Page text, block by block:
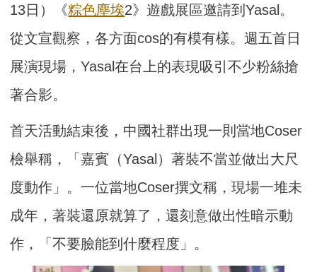
13日）《粽色塵埃2》遊戲展區邀請到Yasal。
從文宣觀察，各方面cos的有模有樣。週五首日
展演現場，Yasal在台上的表現吸引不少粉絲搶
著合影。
首天活動結束後，中國社群出現一則當地Coser
檢舉稱，「嘉賓（Yasal）著裝不當並做出大尺
度動作」。一位當地Coser撰文稱，現場一堆未
成年，著裝還原就算了，還刻意做出性暗示動
作，「不要臉能到什麼程度」。